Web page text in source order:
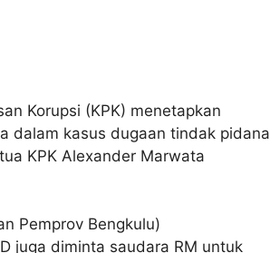
Korupsi (KPK) menetapkan
dalam kasus dugaan tindak pidana
KPK Alexander Marwata
Pemprov Bengkulu)
juga diminta saudara RM untuk